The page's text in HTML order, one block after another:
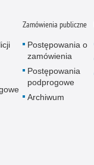
Zamówienia publiczne
Postępowania o
zamówienia
Postępowania
podprogowe
Archiwum